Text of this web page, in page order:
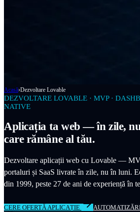
Acasă›Dezvoltare Lovable
DEZVOLTARE LOVABLE · MVP ·
NATIVE
Aplicația ta web — în zile,
care rămâne al tău.
Dezvoltare aplicații web cu Lovable —
portaluri și SaaS livrate în zile, nu în luni.
din 1999, peste 27 de ani de experiență în
CERE OFERTĂ APLICAȚIE